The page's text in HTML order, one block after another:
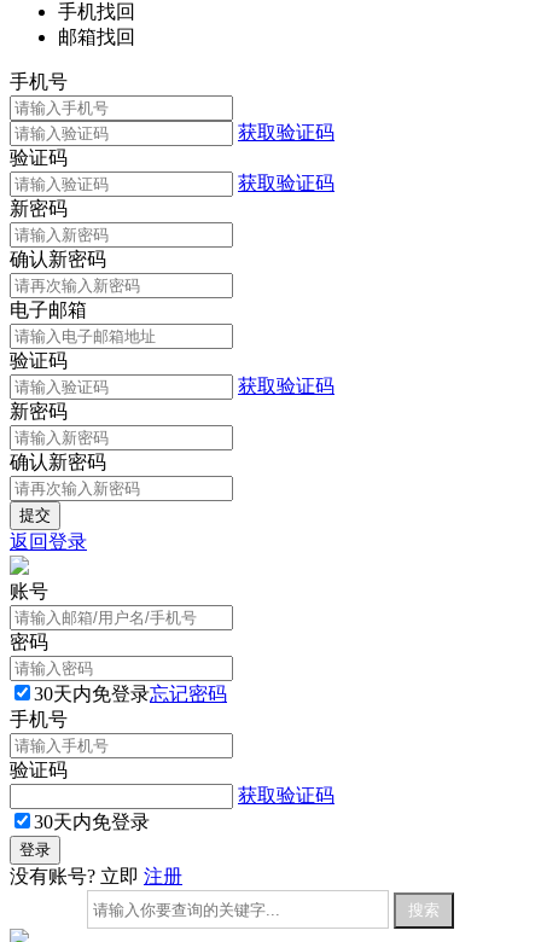
手机找回
邮箱找回
手机号
获取验证码
验证码
获取验证码
新密码
确认新密码
电子邮箱
验证码
获取验证码
新密码
确认新密码
返回登录
账号
密码
30天内免登录忘记密码
手机号
验证码
获取验证码
30天内免登录
没有账号? 立即 注册